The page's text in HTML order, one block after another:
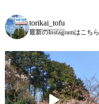
torikai_tofu
最新のInstagramはこちら